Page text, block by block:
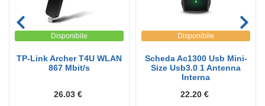
Disponibile
TP-Link Archer T4U WLAN
867 Mbit/s
26.03 €
Disponibile
Scheda Ac1300 Usb Mini-
Size Usb3.0 1 Antenna
Interna
22.20 €